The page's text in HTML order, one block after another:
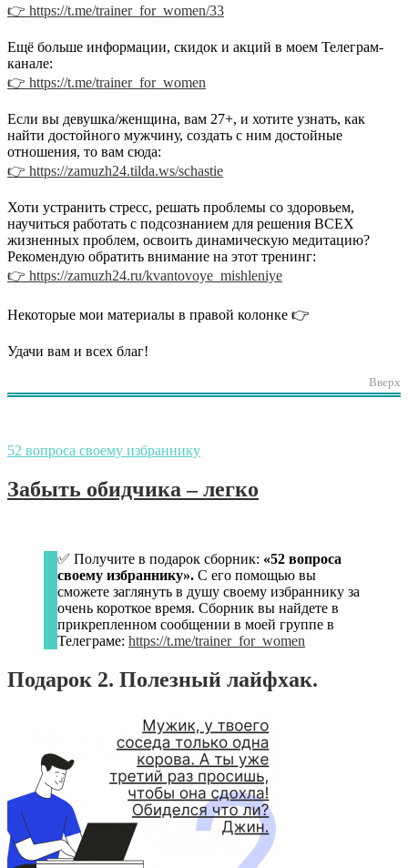
👉 https://t.me/trainer_for_women/33
Ещё больше информации, скидок и акций в моем Телеграм-
канале:
👉 https://t.me/trainer_for_women
Если вы девушка/женщина, вам 27+, и хотите узнать, как
найти достойного мужчину, создать с ним достойные
отношения, то вам сюда:
👉 https://zamuzh24.tilda.ws/schastie
Хоти устранить стресс, решать проблемы со здоровьем,
научиться работать с подсознанием для решения ВСЕХ
жизненных проблем, освоить динамическую медитацию?
Рекомендую обратить внимание на этот тренинг:
👉 https://zamuzh24.ru/kvantovoye_mishleniye
Некоторые мои материалы в правой колонке 👉
Удачи вам и всех благ!
Вверх
52 вопроса своему избраннику
Забыть обидчика – легко
✅ Получите в подарок сборник: «52 вопроса
своему избраннику». С его помощью вы
сможете заглянуть в душу своему избраннику за
очень короткое время. Сборник вы найдете в
прикрепленном сообщении в моей группе в
Телеграме: https://t.me/trainer_for_women
Подарок 2. Полезный лайфхак.